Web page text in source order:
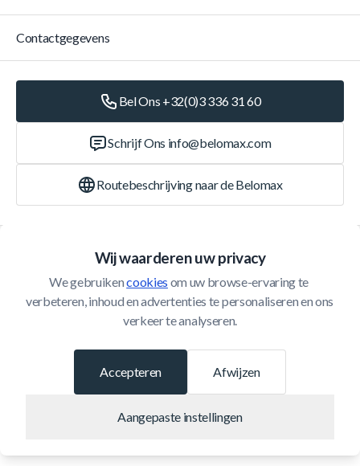
Wij waarderen uw privacy
We gebruiken cookies om uw browse-ervaring te
verbeteren, inhoud en advertenties te personaliseren en ons
verkeer te analyseren.
Afwijzen
Aangepaste instellingen
Accepteren
Klantenservice
Contactgegevens
Bel Ons +32(0)3 336 31 60
Schrijf Ons info@belomax.com
Routebeschrijving naar de Belomax